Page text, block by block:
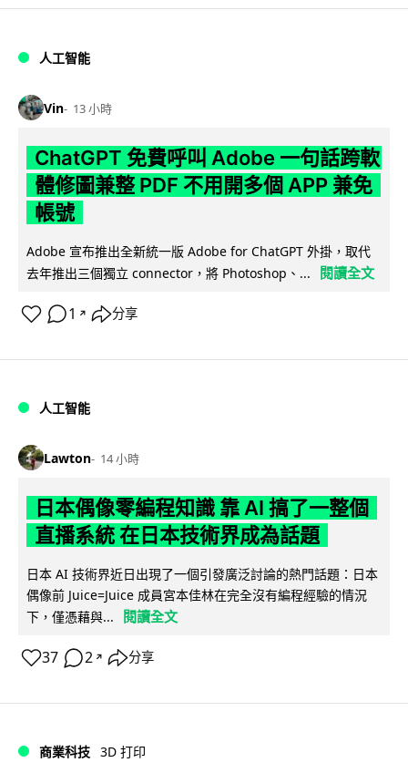
人工智能
Vin 13 小時
ChatGPT 免費呼叫 Adobe 一句話跨軟
體修圖兼整 PDF 不用開多個 APP 兼免
帳號
Adobe 宣布推出全新統一版 Adobe for ChatGPT 外掛，取代
去年推出三個獨立 connector，將 Photoshop、...
閱讀全文
1 ↗ 分享
人工智能
Lawton 14 小時
日本偶像零編程知識 靠 AI 搞了一整個
直播系統 在日本技術界成為話題
日本 AI 技術界近日出現了一個引發廣泛討論的熱門話題：日本
偶像前 Juice=Juice 成員宮本佳林在完全沒有編程經驗的情況
下，僅憑藉與...
閱讀全文
37 2 ↗ 分享
商業科技 3D 打印